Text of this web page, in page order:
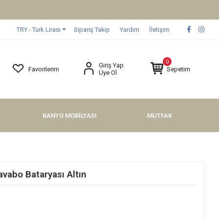
TRY - Türk Lirası Sipariş Takip Yardım İletişim
Favorilerim
Giriş Yap
Üye Ol
0
Sepetim
BANYO MOBİLYASI MUTFAK
Bataryası Altın